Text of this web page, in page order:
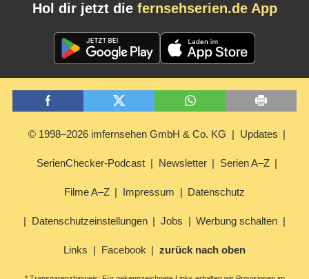
Hol dir jetzt die fernsehserien.de App
© 1998–2026 imfernsehen GmbH & Co. KG Updates
SerienChecker-Podcast Newsletter Serien A–Z
Filme A–Z Impressum Datenschutz
Datenschutzeinstellungen Jobs Werbung schalten
Links Facebook zurück nach oben